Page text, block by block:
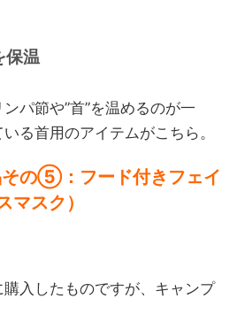
保温
パ節や”首”を温めるのが一
る首用のアイテムがこちら。
の⑤：フード付きフェイ
マスク）
入したものですが、キャンプ